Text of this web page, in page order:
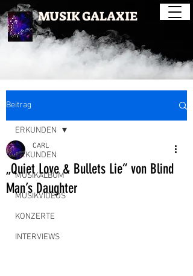
MUSIK GALAXIE
Beitrag
ERKUNDEN
MUSIKALBUM
MUSIKVIDEOS
KONZERTE
INTERVIEWS
ERKUNDEN
„Quiet Love & Bullets Lie“ von Blind
Man’s Daughter
CARL